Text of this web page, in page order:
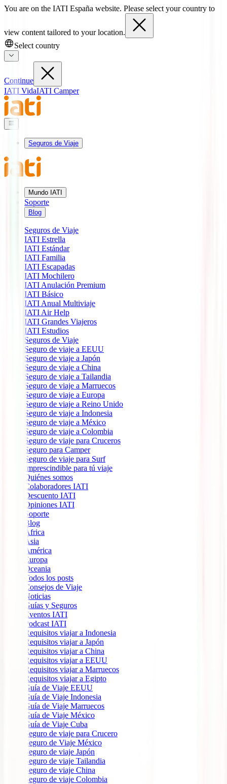
You are on the IATI España website. Please select your country to
view content tailored to your location.
Select country
Continue
IATI VidaIATI Camper
Seguros de Viaje
Mundo IATI
Soporte
Blog
Seguros de Viaje
IATI Estrella
IATI Estándar
IATI Familia
IATI Escapadas
IATI Mochilero
IATI Anulación Premium
IATI Básico
IATI Anual Multiviaje
IATI Air Help
IATI Grandes Viajeros
IATI Estudios
Seguros de Viaje
Seguro de viaje a EEUU
Seguro de viaje a Japón
Seguro de viaje a China
Seguro de viaje a Tailandia
Seguro de viaje a Marruecos
Seguro de viaje a Europa
Seguro de viaje a Reino Unido
Seguro de viaje a Indonesia
Seguro de viaje a México
Seguro de viaje a Colombia
Seguro de viaje para Cruceros
Seguro para Camper
Seguro de viaje para Surf
Imprescindible para tú viaje
Quiénes somos
Colaboradores IATI
Descuento IATI
Opiniones IATI
Soporte
Blog
África
Ásia
América
Europa
Oceania
Todos los posts
Consejos de Viaje
Noticias
Guías y Seguros
Eventos IATI
Podcast IATI
Requisitos viajar a Indonesia
Requisitos viajar a Japón
Requisitos viajar a China
Requisitos viajar a EEUU
Requisitos viajar a Marruecos
Requisitos viajar a Egipto
Guía de Viaje EEUU
Guía de Viaje Indonesia
Guía de Viaje Marruecos
Guía de Viaje México
Guía de Viaje Cuba
Seguro de viaje para Crucero
Seguro de Viaje México
Seguro de viaje Japón
Seguro de viaje Tailandia
Seguro de viaje China
Seguro de viaje Colombia